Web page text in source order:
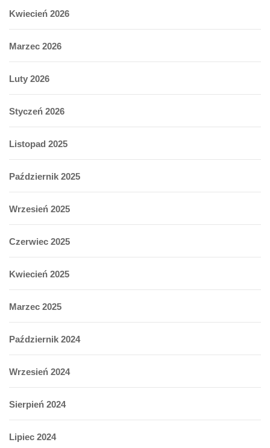
Kwiecień 2026
Marzec 2026
Luty 2026
Styczeń 2026
Listopad 2025
Październik 2025
Wrzesień 2025
Czerwiec 2025
Kwiecień 2025
Marzec 2025
Październik 2024
Wrzesień 2024
Sierpień 2024
Lipiec 2024